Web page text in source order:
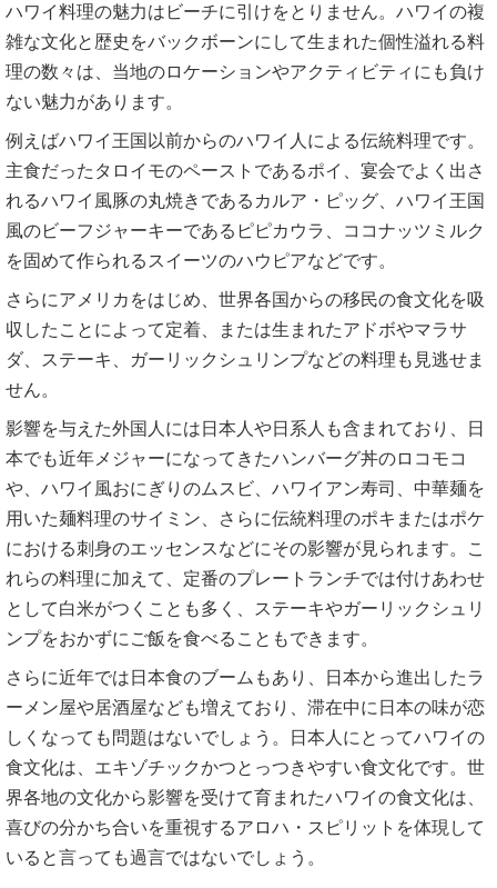
ハワイ料理の魅力はビーチに引けをとりません。ハワイの複
雑な文化と歴史をバックボーンにして生まれた個性溢れる料
理の数々は、当地のロケーションやアクティビティにも負け
ない魅力があります。
例えばハワイ王国以前からのハワイ人による伝統料理です。
主食だったタロイモのペーストであるポイ、宴会でよく出さ
れるハワイ風豚の丸焼きであるカルア・ピッグ、ハワイ王国
風のビーフジャーキーであるピピカウラ、ココナッツミルク
を固めて作られるスイーツのハウピアなどです。
さらにアメリカをはじめ、世界各国からの移民の食文化を吸
収したことによって定着、または生まれたアドボやマラサ
ダ、ステーキ、ガーリックシュリンプなどの料理も見逃せま
せん。
影響を与えた外国人には日本人や日系人も含まれており、日
本でも近年メジャーになってきたハンバーグ丼のロコモコ
や、ハワイ風おにぎりのムスビ、ハワイアン寿司、中華麺を
用いた麺料理のサイミン、さらに伝統料理のポキまたはポケ
における刺身のエッセンスなどにその影響が見られます。こ
れらの料理に加えて、定番のプレートランチでは付けあわせ
として白米がつくことも多く、ステーキやガーリックシュリ
ンプをおかずにご飯を食べることもできます。
さらに近年では日本食のブームもあり、日本から進出したラ
ーメン屋や居酒屋なども増えており、滞在中に日本の味が恋
しくなっても問題はないでしょう。日本人にとってハワイの
食文化は、エキゾチックかつとっつきやすい食文化です。世
界各地の文化から影響を受けて育まれたハワイの食文化は、
喜びの分かち合いを重視するアロハ・スピリットを体現して
いると言っても過言ではないでしょう。